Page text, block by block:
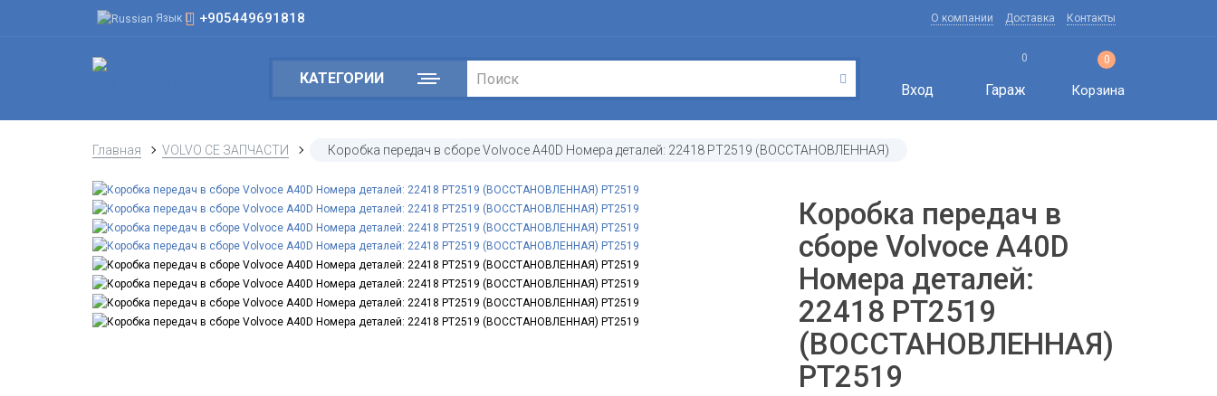
Язык +905449691818 О компании Доставка Контакты
КАТЕГОРИИ
Вход
0
Гараж
0
Корзина
Главная VOLVO CE ЗАПЧАСТИ Коробка передач в сборе Volvoce A40D Номера деталей: 22418 PT2519 (ВОССТАНОВЛЕННАЯ)
Коробка передач в
сборе Volvoce A40D
Номера деталей:
22418 PT2519
(ВОССТАНОВЛЕННАЯ)
PT2519